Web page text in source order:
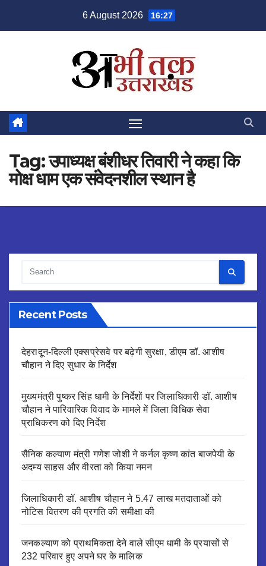
6 August 2026 16:27
Tag:उपाध्यक्ष बंशीधर तिवारी ने कहा कि
मोक्ष धाम एक संवेदनशील स्थान है
Recent Posts
देहरादून-दिल्ली एक्सप्रेसवे पर बढ़ेगी सुरक्षा, डीएम डॉ. आशीष
चौहान ने दिए सुधार के निर्देश
मुख्यमंत्री पुष्कर सिंह धामी के निर्देशों पर जिलाधिकारी डॉ. आशीष
चौहान ने पारिवारिक विवाद के मामले में जिला विधिक सेवा
प्राधिकरण को दिए निर्देश
सैनिक कल्याण मंत्री गणेश जोशी ने कर्नल कृष्ण कांत बाजपेयी के
अदम्य साहस और वीरता को किया नमन
जिलाधिकारी डॉ. आशीष चौहान ने 5.47 लाख मतदाताओं को
नोटिस वितरण की प्रगति की समीक्षा की
जनकल्याण को प्राथमिकता देने वाले सीएम धामी के प्रयासों से
232 परिवार हुए अपने घर के मालिक